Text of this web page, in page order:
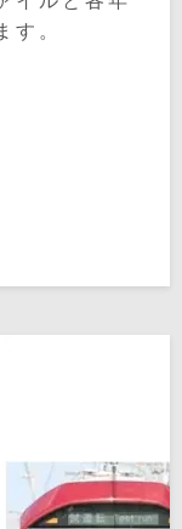
す。